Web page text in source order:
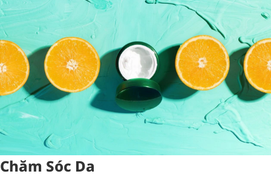
Chăm Sóc Da